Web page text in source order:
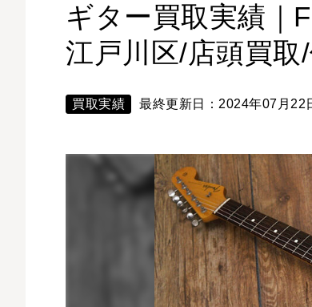
ギター買取実績｜
江戸川区/店頭買取
買取実績 最終更新日：2024年07月22